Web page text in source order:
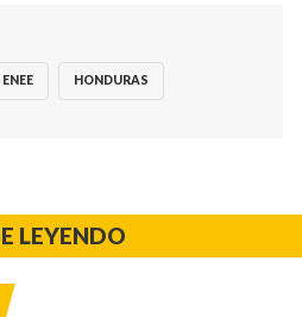
ENEE HONDURAS
LEYENDO